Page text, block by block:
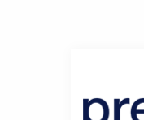
content